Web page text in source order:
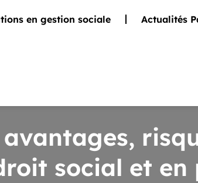
en gestion sociale Actualités
social et en